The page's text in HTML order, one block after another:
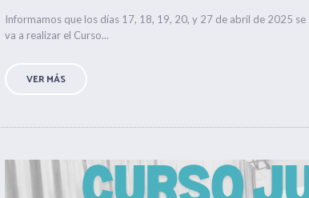
Informamos que los días 17, 18, 19, 20, y 27 de abril de 2025 se
va a realizar el Curso...
VER MÁS